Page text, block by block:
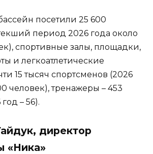
посетили 25 600
период 2026 года около
спортивные залы, площадки,
и легкоатлетические
15 тысяч спортсменов (2026
человек), тренажеры – 453
– 56).
директор
«Ника»